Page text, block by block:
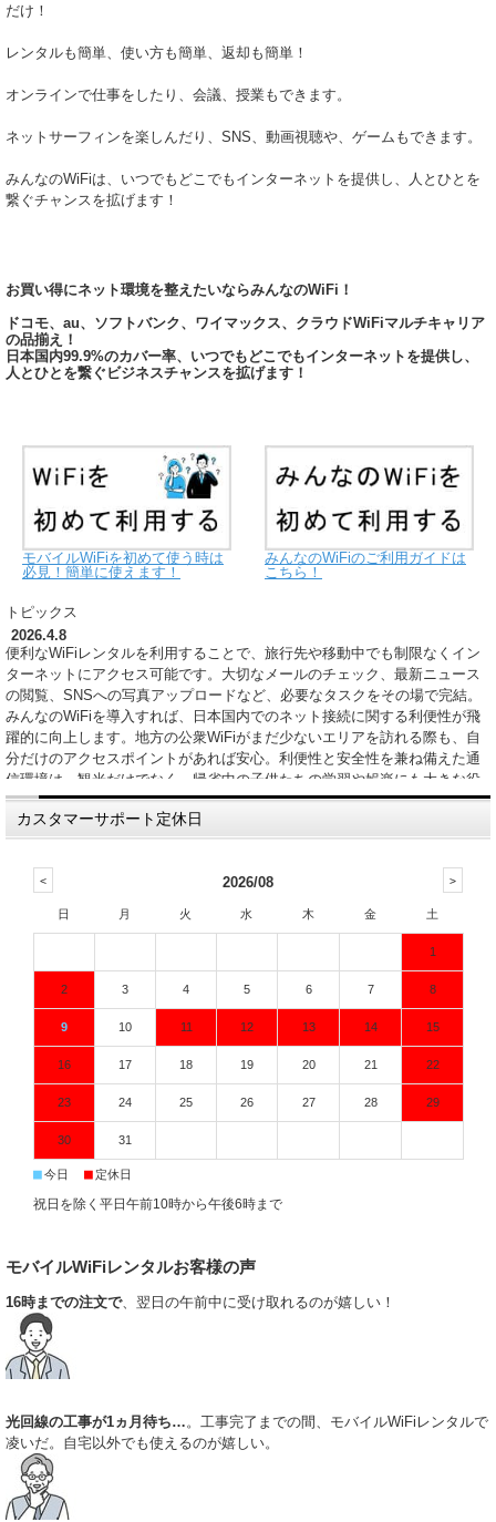
だけ！
レンタルも簡単、使い方も簡単、返却も簡単！
オンラインで仕事をしたり、会議、授業もできます。
ネットサーフィンを楽しんだり、SNS、動画視聴や、ゲームもできます。
みんなのWiFiは、いつでもどこでもインターネットを提供し、人とひとを
繋ぐチャンスを拡げます！
お買い得にネット環境を整えたいならみんなのWiFi！
ドコモ、au、ソフトバンク、ワイマックス、クラウドWiFiマルチキャリア
の品揃え！
日本国内99.9%のカバー率、いつでもどこでもインターネットを提供し、
人とひとを繋ぐビジネスチャンスを拡げます！
モバイルWiFiを初めて使う時は
必見！簡単に使えます！
みんなのWiFiのご利用ガイドは
こちら！
トピックス
2026.4.8
便利なWiFiレンタルを利用することで、旅行先や移動中でも制限なくイン
ターネットにアクセス可能です。大切なメールのチェック、最新ニュース
の閲覧、SNSへの写真アップロードなど、必要なタスクをその場で完結。
みんなのWiFiを導入すれば、日本国内でのネット接続に関する利便性が飛
躍的に向上します。地方の公衆WiFiがまだ少ないエリアを訪れる際も、自
分だけのアクセスポイントがあれば安心。利便性と安全性を兼ね備えた通
信環境は、観光だけでなく、帰省中の子供たちの学習や娯楽にも大きな役
割を果たしてくれます。
2026.4.1
国内旅行や長期出張において、レンタルWiFiはもはや必須のアイテムと言
のナビゲーションやSNSの更新も自由自在です。特に月末、スマートフォ
ンのパケットが枯渇してしまい、通信制限に悩まされている方には当店の
サービスが救世主となります。高速なデータのやり取りを可能にする最新
端末を取り揃えており、動画配信やオンラインゲームも快適。北は北海道
から南は沖縄まで全国各地で利用可能な広いカバーエリアを誇り、あなた
のデジタル体験をより豊かでストレスのないものへと導きます。
2026.3.25
行楽シーズンのお出かけには、快適なネット環境が欠かせません。ホテル
にWiFiが完備されていても、ロビーを一歩出れば通信が途切れてしまうの
が一般的です。しかし、みんなのWiFiのモバイル端末を携帯していれば、
専用回線。山間部から都心のビル群まで、場所を選ばず繋がる安心感は格
別です。レンタルだからこそ可能な、必要な時だけ使える贅沢をぜひ体感
してください。
2026.3.18
だけピンポイントで利用でき、使い終わったらポストに投函するだけで返
却完了。利用料金や通信速度、月間のデータ通信量はプランごとに明示さ
れているため、予算や目的に応じた選択が容易です。広島や岡山などへ出
張する際も、パケット残量を気にせずウェブ会議に参加できる安定性は大
きな強み。みんなのWiFiなら、透明性の高い料金体系と迅速な対応で、お
客様のデジタルライフを支えます。
ットをそのままWi-Fi接続して活用できる点にあります。引っ越し直後で固
定回線が開通するまでの期間や、入院中の一時的な娯楽確保、さらには地
方のライブなど、様々なイベントで活躍します。みんなのWiFiは、一時的
なインターネット環境が必要なすべての方に、最適な接続ソリューション
を提案。面倒な初期設定は不要で、電源を入れるだけで即座にオンライン
カスタマーサポート定休日
2026/08
日 月 火 水 木 金 土
1
2 3 4 5 6 7 8
9 10 11 12 13 14 15
16 17 18 19 20 21 22
23 24 25 26 27 28 29
30 31
■今日 ■ 定休日
祝日を除く平日午前10時から午後6時まで
モバイルWiFiレンタルお客様の声
16時までの注文で、翌日の午前中に受け取れるのが嬉しい！
光回線の工事が1ヵ月待ち… 。工事完了までの間、モバイルWiFiレンタルで
凌いだ。自宅以外でも使えるのが嬉しい。